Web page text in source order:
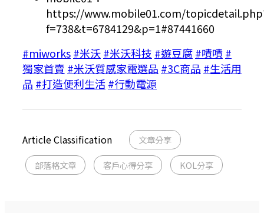
https://www.mobile01.com/
f=738&t=6784129&p=1#87441660
#miworks#米沃#米沃科技 #遊豆腐#嘖嘖#
獨家首賣 #米沃質感家電選品 #3C商品 #生活用
品 #打造便利生活#行動電源
Article Classification 文章分享
部落格文章 客戶心得分享 KOL分享